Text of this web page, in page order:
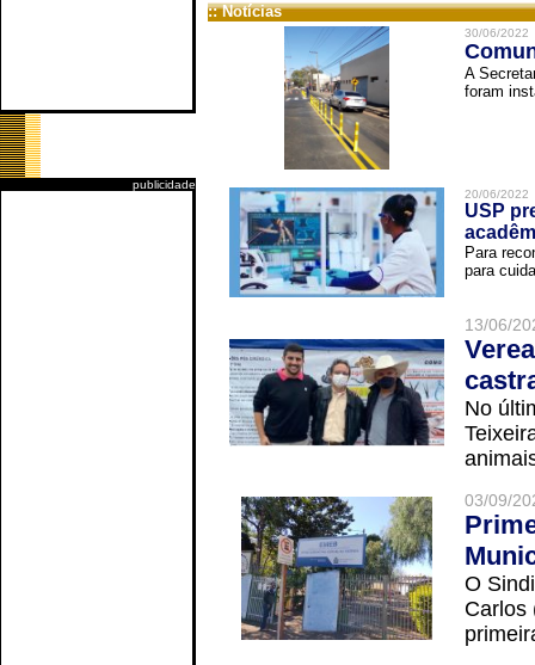
publicidade
:: Notícias
30/06/2022
A
foram
20/06/2022
USP
Para
para
13/06/
No
03/09/
O
Carlos